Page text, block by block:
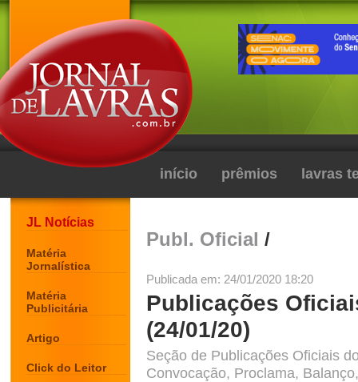
início prêmios lavras
JL Notícias
Matéria
Jornalística
Matéria
Publicitária
Artigo
Click do Leitor
Publ. Oficial /
Publicada em: 24/01/2020 18:20
Publicações
(24/01/20)
Seção de Publicações Oficiais
Convocação, Proclama,